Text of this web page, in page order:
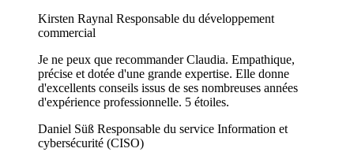
Kirsten Raynal Responsable du développement
commercial
Je ne peux que recommander Claudia. Empathique,
précise et dotée d'une grande expertise. Elle donne
d'excellents conseils issus de ses nombreuses années
d'expérience professionnelle. 5 étoiles.
Daniel Süß Responsable du service Information et
cybersécurité (CISO)